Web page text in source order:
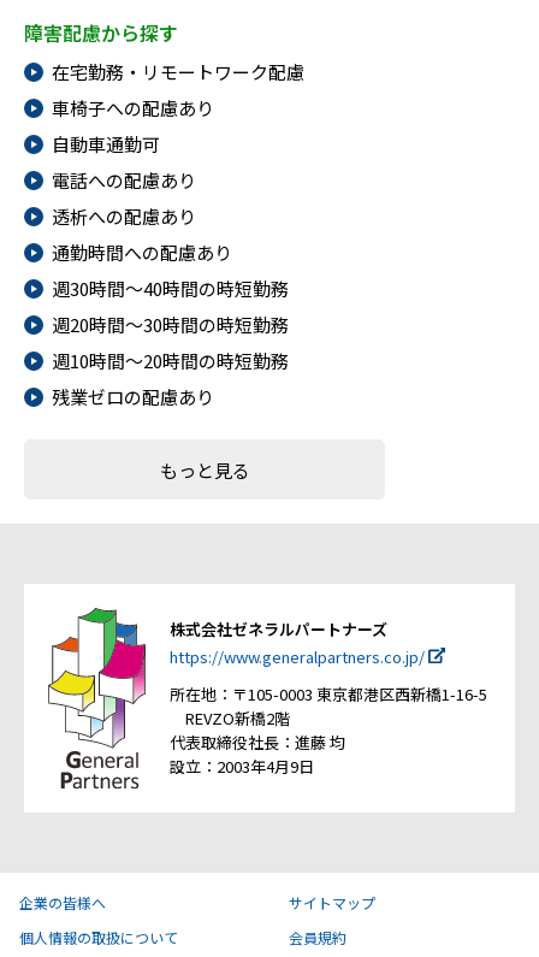
障害配慮から探す
在宅勤務・リモートワーク配慮
車椅子への配慮あり
自動車通勤可
電話への配慮あり
透析への配慮あり
通勤時間への配慮あり
週30時間～40時間の時短勤務
週20時間～30時間の時短勤務
週10時間～20時間の時短勤務
残業ゼロの配慮あり
もっと見る
株式会社ゼネラルパートナーズ
https://www.generalpartners.co.jp/
所在地：〒105-0003 東京都港区西新橋1-16-5
REVZO新橋2階
代表取締役社長：進藤 均
設立：2003年4月9日
企業の皆様へ
サイトマップ
個人情報の取扱について
会員規約